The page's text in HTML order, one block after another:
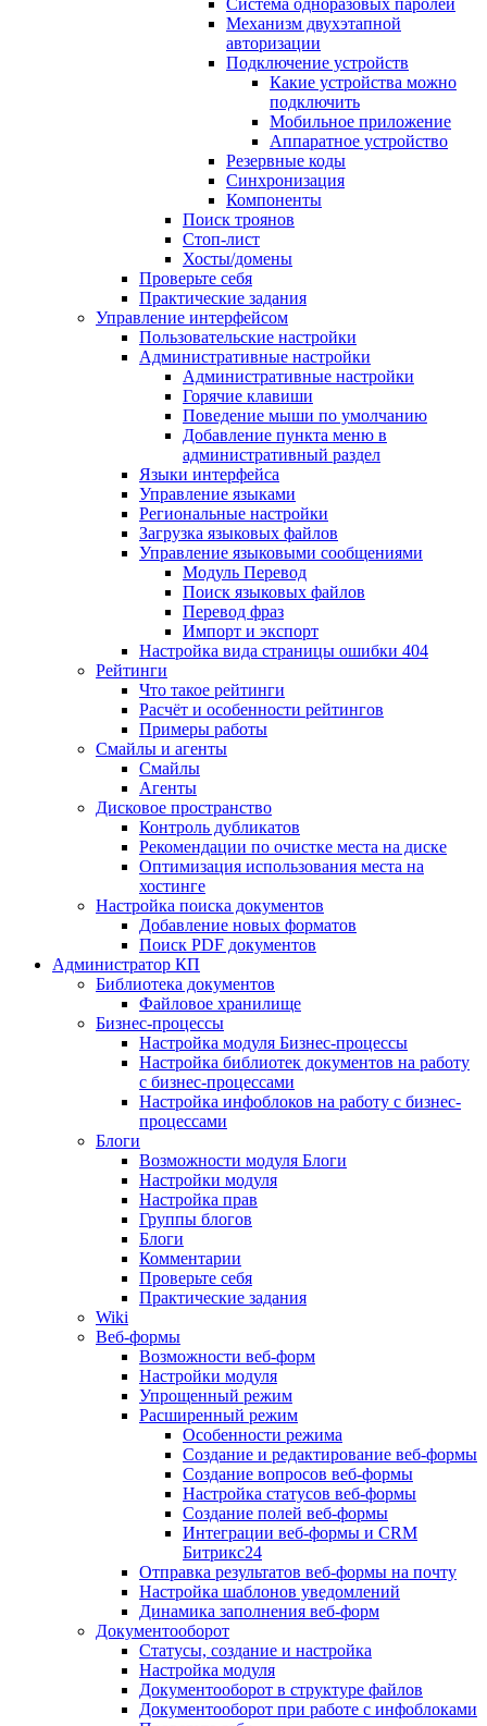
Система одноразовых паролей
Механизм двухэтапной
авторизации
Подключение устройств
Какие устройства можно
подключить
Мобильное приложение
Аппаратное устройство
Резервные коды
Синхронизация
Компоненты
Поиск троянов
Стоп-лист
Хосты/домены
Проверьте себя
Практические задания
Управление интерфейсом
Пользовательские настройки
Административные настройки
Административные настройки
Горячие клавиши
Поведение мыши по умолчанию
Добавление пункта меню в
административный раздел
Языки интерфейса
Управление языками
Региональные настройки
Загрузка языковых файлов
Управление языковыми сообщениями
Mодуль Перевод
Поиск языковых файлов
Перевод фраз
Импорт и экспорт
Настройка вида страницы ошибки 404
Рейтинги
Что такое рейтинги
Расчёт и особенности рейтингов
Примеры работы
Смайлы и агенты
Смайлы
Агенты
Дисковое пространство
Контроль дубликатов
Рекомендации по очистке места на диске
Оптимизация использования места на
хостинге
Настройка поиска документов
Добавление новых форматов
Поиск PDF документов
Администратор КП
Библиотека документов
Файловое хранилище
Бизнес-процессы
Настройка модуля Бизнес-процессы
Настройка библиотек документов на работу
с бизнес-процессами
Настройка инфоблоков на работу с бизнес-
процессами
Блоги
Возможности модуля Блоги
Настройки модуля
Настройка прав
Группы блогов
Блоги
Комментарии
Проверьте себя
Практические задания
Wiki
Веб-формы
Возможности веб-форм
Настройки модуля
Упрощенный режим
Расширенный режим
Особенности режима
Создание и редактирование веб-формы
Создание вопросов веб-формы
Настройка статусов веб-формы
Создание полей веб-формы
Интеграции веб-формы и CRM
Битрикс24
Отправка результатов веб-формы на почту
Настройка шаблонов уведомлений
Динамика заполнения веб-форм
Документооборот
Статусы, создание и настройка
Настройка модуля
Документооборот в структуре файлов
Документооборот при работе с инфоблоками